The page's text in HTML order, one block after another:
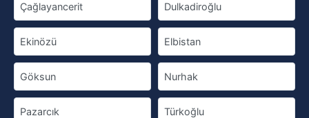
Çağlayancerit Dulkadiroğlu
Ekinözü Elbistan
Göksun Nurhak
Pazarcık Türkoğlu